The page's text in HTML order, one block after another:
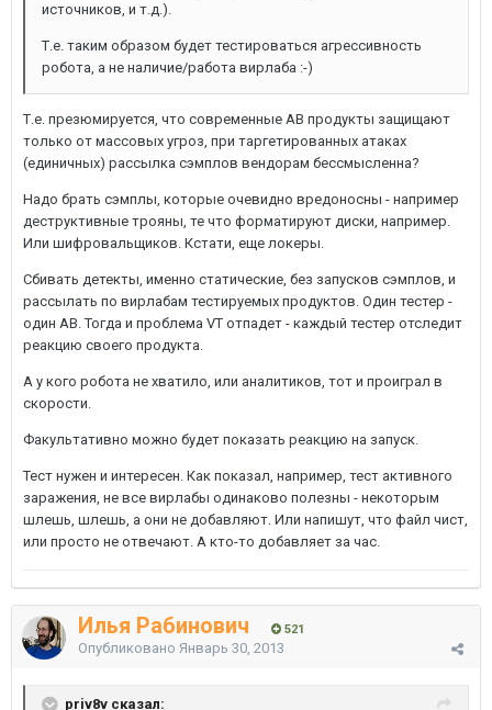
источников, и т.д.).
Т.е. таким образом будет тестироваться агрессивность
робота, а не наличие/работа вирлаба :-)
Т.е. презюмируется, что современные АВ продукты защищают
только от массовых угроз, при таргетированных атаках
(единичных) рассылка сэмплов вендорам бессмысленна?
Надо брать сэмплы, которые очевидно вредоносны - например
деструктивные трояны, те что форматируют диски, например.
Или шифровальщиков. Кстати, еще локеры.
Сбивать детекты, именно статические, без запусков сэмплов, и
рассылать по вирлабам тестируемых продуктов. Один тестер -
один АВ. Тогда и проблема VT отпадет - каждый тестер отследит
реакцию своего продукта.
А у кого робота не хватило, или аналитиков, тот и проиграл в
скорости.
Факультативно можно будет показать реакцию на запуск.
Тест нужен и интересен. Как показал, например, тест активного
заражения, не все вирлабы одинаково полезны - некоторым
шлешь, шлешь, а они не добавляют. Или напишут, что файл чист,
или просто не отвечают. А кто-то добавляет за час.
Илья Рабинович 521
Опубликовано Январь 30, 2013
priv8v сказал: